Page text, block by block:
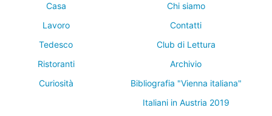
Casa
Lavoro
Tedesco
Ristoranti
Curiosità
Chi siamo
Contatti
Club di Lettura
Archivio
Bibliografia "Vienna italiana"
Italiani in Austria 2019